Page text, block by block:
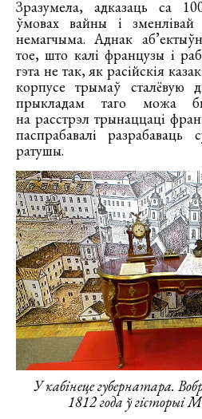
Зразумела, адказаць са
ўмовах вайны і зменлівай
немагчыма. Аднак
тое, што калі французы і
гэта не так, як расійскія
корпусе трымаў сталёвую
прыкладам таго можа
на расстрэл трынаццаці
паспрабавалі
ратушы.
У кабінеце губернатара.
1812 года ў гісторыі